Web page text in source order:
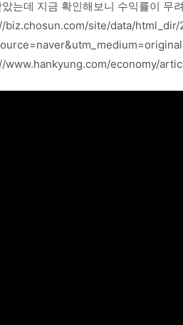
았는데 지금 확인해보니 수익률이 무
biz.chosun.com/site/data/html_dir/
www.hankyung.com/economy/